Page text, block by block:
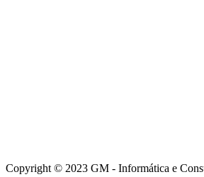
Copyright © 2023 GM - Informática e